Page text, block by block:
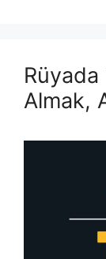
Rüyada
Almak,